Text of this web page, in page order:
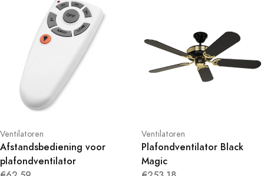
Ventilatoren
Afstandsbediening voor
plafondventilator
Ventilatoren
Plafondventilator Black
Magic